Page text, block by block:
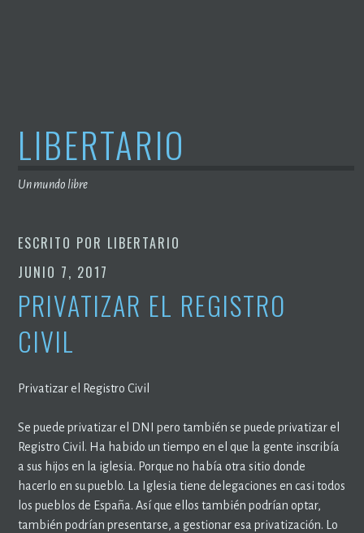
LIBERTARIO
Un mundo libre
ESCRITO POR LIBERTARIO
JUNIO 7, 2017
PRIVATIZAR EL REGISTRO
CIVIL
Privatizar el Registro Civil
Se puede privatizar el DNI pero también se puede privatizar el
Registro Civil. Ha habido un tiempo en el que la gente inscribía
a sus hijos en la iglesia. Porque no había otra sitio donde
hacerlo en su pueblo. La Iglesia tiene delegaciones en casi todos
los pueblos de España. Así que ellos también podrían optar,
también podrían presentarse, a gestionar esa privatización. Lo